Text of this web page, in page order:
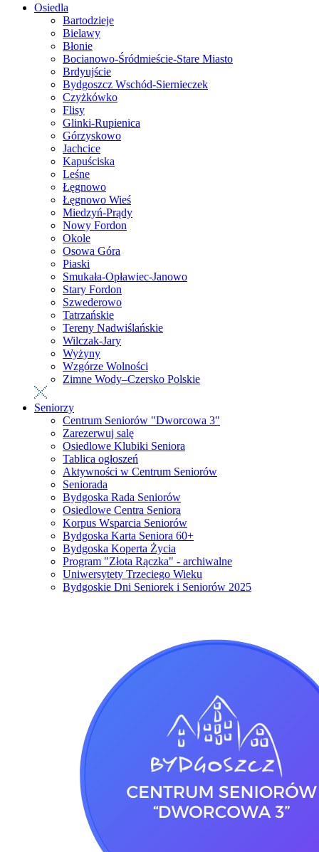
Osiedla
Bartodzieje
Bielawy
Błonie
Bocianowo-Śródmieście-Stare Miasto
Brdyujście
Bydgoszcz Wschód-Siernieczek
Czyżkówko
Flisy
Glinki-Rupienica
Górzyskowo
Jachcice
Kapuściska
Leśne
Łęgnowo
Łęgnowo Wieś
Miedzyń-Prądy
Nowy Fordon
Okole
Osowa Góra
Piaski
Smukała-Opławiec-Janowo
Stary Fordon
Szwederowo
Tatrzańskie
Tereny Nadwiślańskie
Wilczak-Jary
Wyżyny
Wzgórze Wolności
Zimne Wody–Czersko Polskie
Seniorzy
Centrum Seniorów "Dworcowa 3"
Zarezerwuj salę
Osiedlowe Klubiki Seniora
Tablica ogłoszeń
Aktywności w Centrum Seniorów
Seniorada
Bydgoska Rada Seniorów
Osiedlowe Centra Seniora
Korpus Wsparcia Seniorów
Bydgoska Karta Seniora 60+
Bydgoska Koperta Życia
Program "Złota Rączka" - archiwalne
Uniwersytety Trzeciego Wieku
Bydgoskie Dni Seniorek i Seniorów 2025